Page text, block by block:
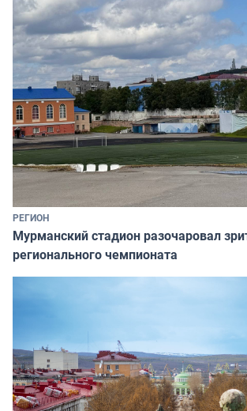
РЕГИОН
Мурманский стадион разочаровал
регионального чемпионата